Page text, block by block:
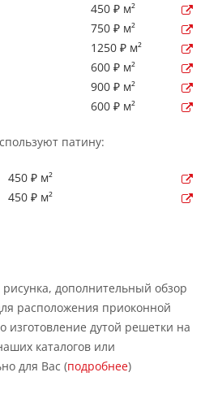
450 ₽ м²
750 ₽ м²
1250 ₽ м²
600 ₽ м²
900 ₽ м²
600 ₽ м²
патину:
450 ₽ м²
450 ₽ м²
дополнительный обзор
расположения приоконной
изготовление дутой решетки на
каталогов или
для Вас (подробнее)